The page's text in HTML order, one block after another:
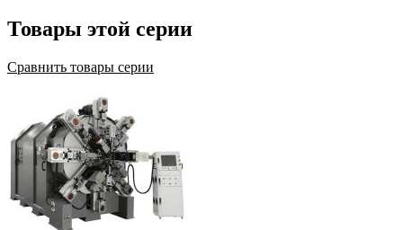
Товары этой серии
Сравнить товары серии